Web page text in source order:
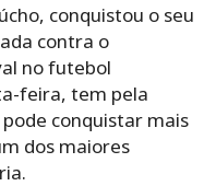
conquistou o seu
contra o
no futebol
feira, tem pela
conquistar mais
dos maiores